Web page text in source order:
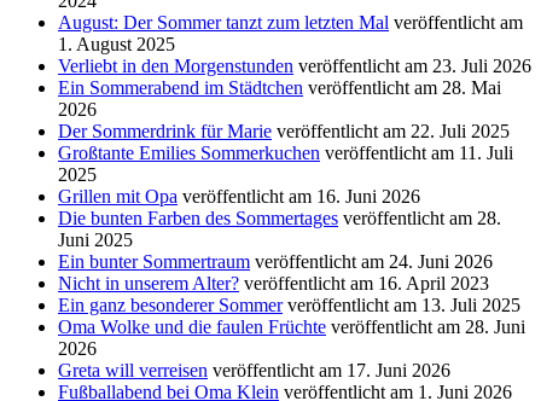
August: Der Sommer tanzt zum letzten Mal veröffentlicht am
1. August 2025
Verliebt in den Morgenstunden veröffentlicht am 23. Juli 2026
Ein Sommerabend im Städtchen veröffentlicht am 28. Mai
2026
Der Sommerdrink für Marie veröffentlicht am 22. Juli 2025
Großtante Emilies Sommerkuchen veröffentlicht am 11. Juli
2025
Grillen mit Opa veröffentlicht am 16. Juni 2026
Die bunten Farben des Sommertages veröffentlicht am 28.
Juni 2025
Ein bunter Sommertraum veröffentlicht am 24. Juni 2026
Nicht in unserem Alter? veröffentlicht am 16. April 2023
Ein ganz besonderer Sommer veröffentlicht am 13. Juli 2025
Oma Wolke und die faulen Früchte veröffentlicht am 28. Juni
2026
Greta will verreisen veröffentlicht am 17. Juni 2026
Fußballabend bei Oma Klein veröffentlicht am 1. Juni 2026